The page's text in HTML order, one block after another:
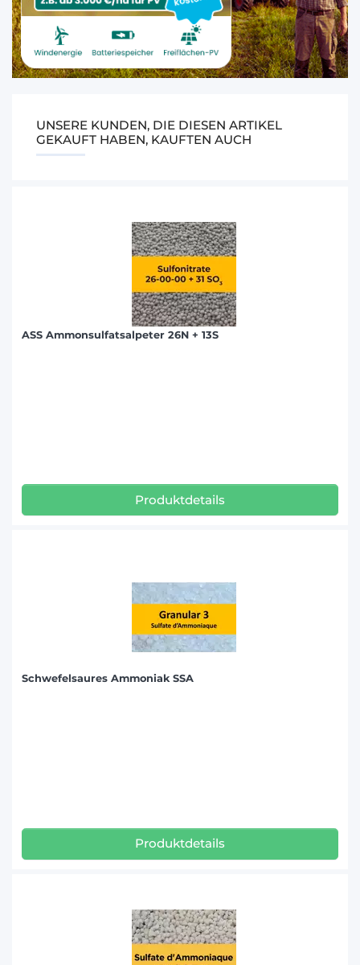
UNSERE KUNDEN, DIE DIESEN ARTIKEL
GEKAUFT HABEN, KAUFTEN AUCH
ASS Ammonsulfatsalpeter 26N + 13S
Produktdetails
Schwefelsaures Ammoniak SSA
Produktdetails